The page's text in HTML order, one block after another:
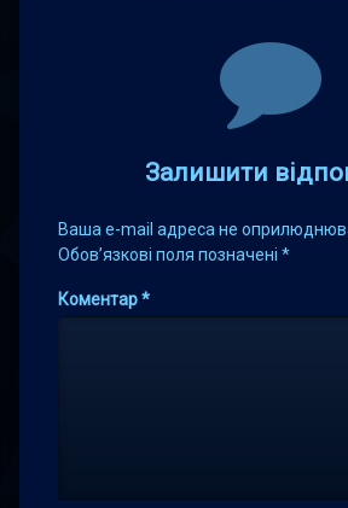
Залишити
Ваша e-mail адреса не
Обов’язкові поля позначені *
Коментар*